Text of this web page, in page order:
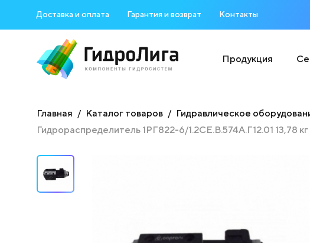
Доставка и оплата Гарантия и возврат Контакты
Продукция
Главная Каталог товаров Гидравлическое
Гидрораспределитель 1РГ822-6/1.2СЕ.В.574А.Г12.01 13,78 кг